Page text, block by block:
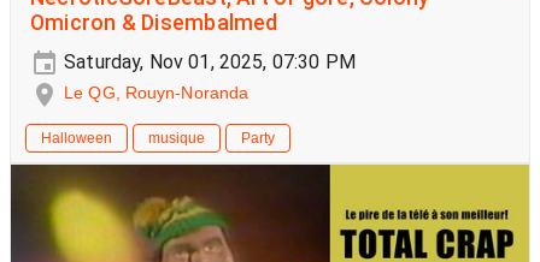
Omicron & Disembalmed
Saturday, Nov 01, 2025, 07:30 PM
Le QG, Rouyn-Noranda
Halloween musique Party